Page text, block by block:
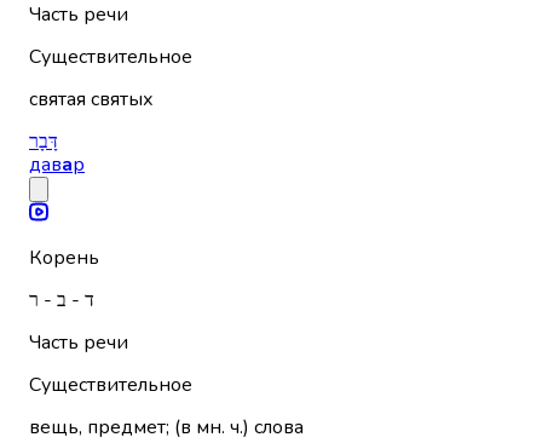
Часть речи
Существительное
святая святых
דָּבָר
давар
Корень
ד - ב - ר
Часть речи
Существительное
вещь, предмет; (в мн. ч.) слова